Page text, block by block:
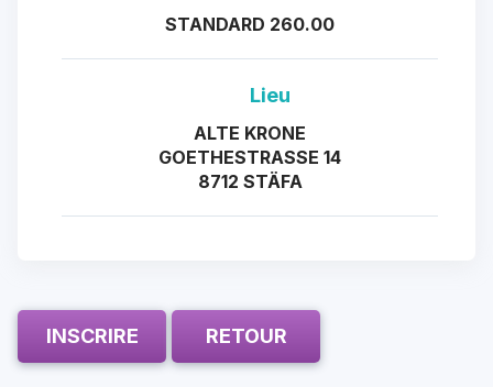
STANDARD 260.00
Lieu
ALTE KRONE
GOETHESTRASSE 14
8712 STÄFA
INSCRIRE RETOUR